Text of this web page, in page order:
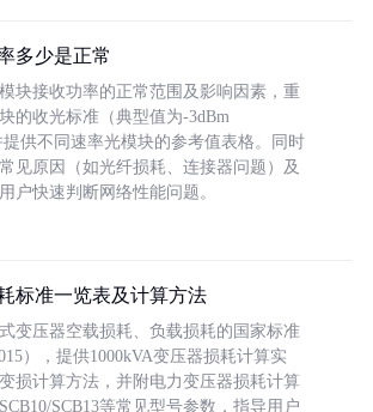
多少是正常
块接收功率的正常范围及影响因素，重
的收光标准（典型值为-3dBm
提供不同速率光模块的参考值表格。同时
见原因（如光纤损耗、连接器问题）及
户快速判断网络性能问题。
标准一览表及计算方法
变压器空载损耗、负载损耗的国家标准
），提供1000kVA变压器损耗计算实
损计算方法，并附电力变压器损耗计算
SCB13等常见型号参数，指导用户